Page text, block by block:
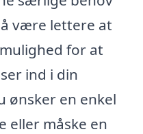
være lettere at
for at
ind i din
ønsker en enkel
eller måske en